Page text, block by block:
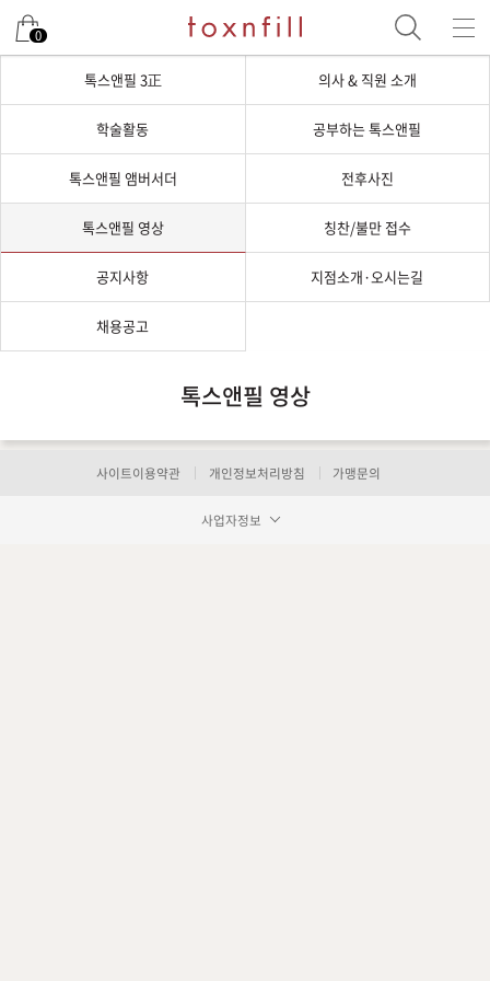
0
톡스앤필 3正 의사 & 직원 소개
학술활동 공부하는 톡스앤필
톡스앤필 앰버서더 전후사진
톡스앤필 영상 칭찬/불만 접수
공지사항 지점소개·오시는길
채용공고
톡스앤필 영상
사이트이용약관 개인정보처리방침 가맹문의
사업자정보